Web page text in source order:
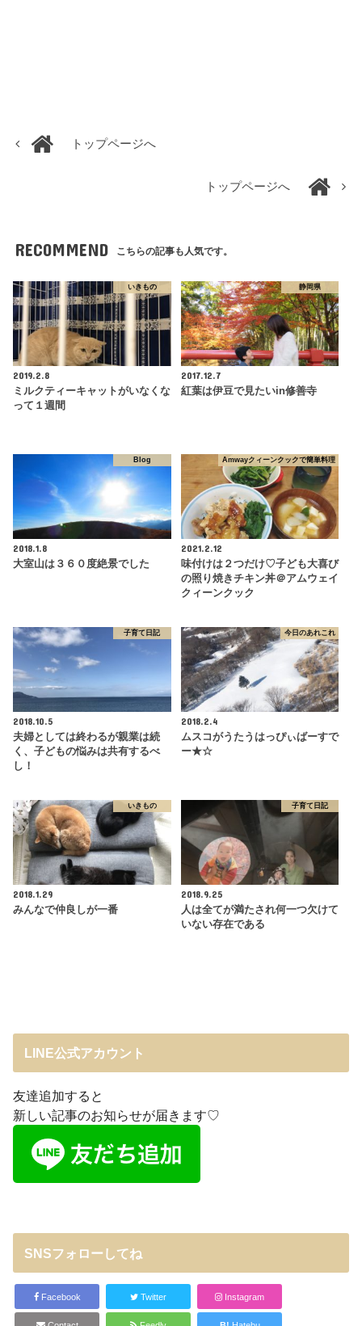
トップページへ
トップページへ
RECOMMEND こちらの記事も人気です。
いきもの
2019.2.8
ミルクティーキャットがいなくな
って１週間
静岡県
2017.12.7
紅葉は伊豆で見たいin修善寺
Blog
2018.1.8
大室山は３６０度絶景でした
Amwayクィーンクックで簡単料理
2021.2.12
味付けは２つだけ♡子ども大喜び
の照り焼きチキン丼＠アムウェイ
クィーンクック
子育て日記
2018.10.5
夫婦としては終わるが親業は続
く、子どもの悩みは共有するべ
し！
今日のあれこれ
2018.2.4
ムスコがうたうはっぴぃばーすで
ー★☆
いきもの
2018.1.29
みんなで仲良しが一番
子育て日記
2018.9.25
人は全てが満たされ何一つ欠けて
いない存在である
LINE公式アカウント
友達追加すると
新しい記事のお知らせが届きます♡
SNSフォローしてね
Facebook Twitter Instagram